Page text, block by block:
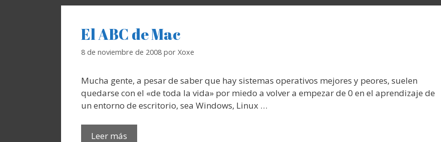
El ABC de Mac
8 de noviembre de 2008 por Xoxe
Mucha gente, a pesar de saber que hay sistemas operativos mejores y peores, suelen
quedarse con el «de toda la vida» por miedo a volver a empezar de 0 en el aprendizaje de
un entorno de escritorio, sea Windows, Linux …
Leer más